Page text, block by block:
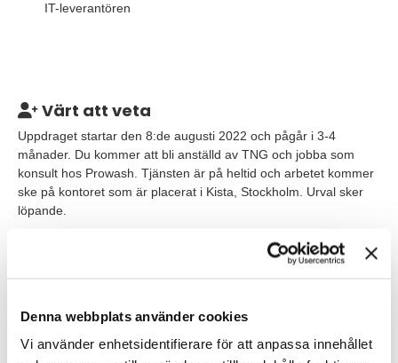
Denna webbplats använder cookies
Vi använder enhetsidentifierare för att anpassa innehållet
IT-leverantören
Värt att veta
Uppdraget startar den 8:de augusti 2022 och pågår i 3-4
månader. Du kommer att bli anställd av TNG och jobba som
konsult hos Prowash. Tjänsten är på heltid och arbetet kommer
ske på kontoret som är placerat i Kista, Stockholm. Urval sker
löpande.
på. Du är kommunikativ och har goda kunskaper inom
Officepaketet. Vidare talar och skriver du svenska obehindrat.